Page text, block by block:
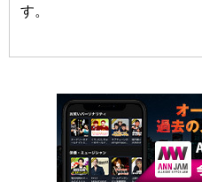
す。